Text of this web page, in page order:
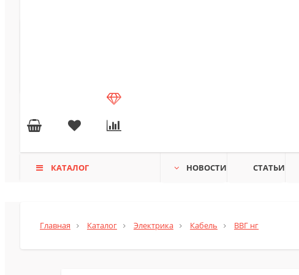
КАТАЛОГ НОВОСТИ СТАТЬИ
Главная Каталог Электрика Кабель ВВГ нг